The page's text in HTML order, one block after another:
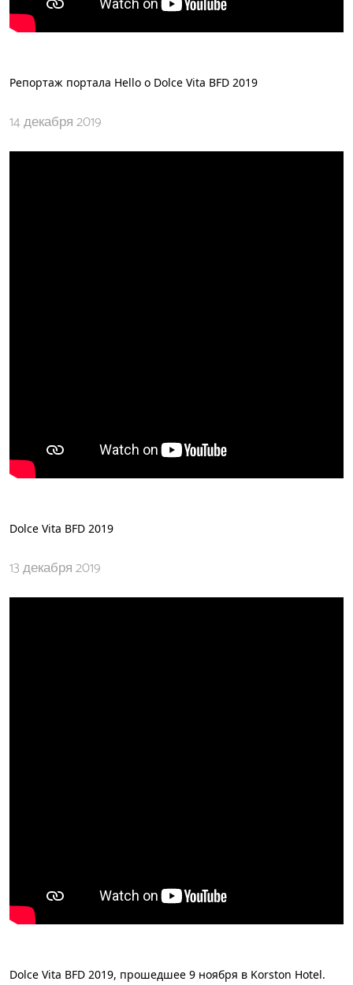
Репортаж портала Hello о Dolce Vita BFD 2019
14 декабря 2019
Dolce Vita BFD 2019
13 декабря 2019
Dolce Vita​ BFD 2019, прошедшее 9 ноября в Korston Hotel.